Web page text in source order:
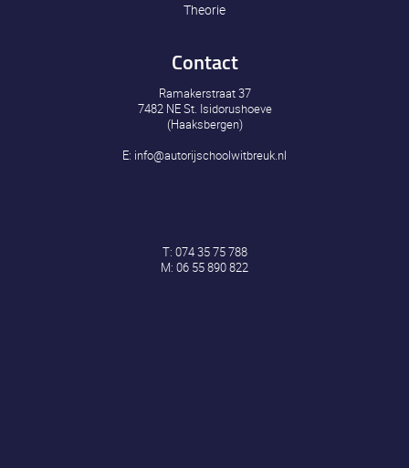
Theorie
Contact
Ramakerstraat 37
7482 NE St. Isidorushoeve
(Haaksbergen)
E: info@autorijschoolwitbreuk.nl
T: 074 35 75 788
M: 06 55 890 822